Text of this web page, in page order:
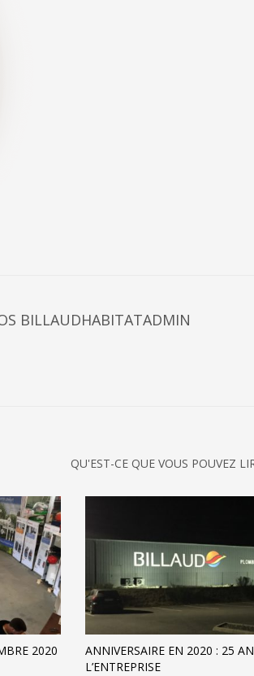
BILLAUDHABITATADMIN
QU'EST-CE QUE VOUS POUVEZ
2020
ANNIVERSAIRE EN 2020 : 25
L’ENTREPRISE